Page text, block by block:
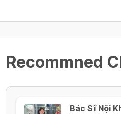
Recommned
Bác Sĩ Nội